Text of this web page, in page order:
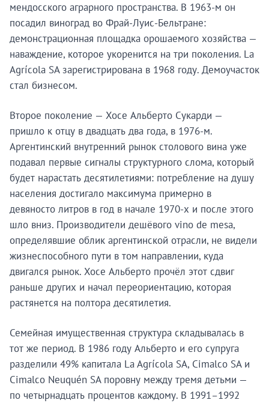
мендосского аграрного пространства. В 1963-м он
посадил виноград во Фрай-Луис-Бельтране:
демонстрационная площадка орошаемого хозяйства —
наваждение, которое укоренится на три поколения. La
Agrícola SA зарегистрирована в 1968 году. Демоучасток
стал бизнесом.
Второе поколение — Хосе Альберто Сукарди —
пришло к отцу в двадцать два года, в 1976-м.
Аргентинский внутренний рынок столового вина уже
подавал первые сигналы структурного слома, который
будет нарастать десятилетиями: потребление на душу
населения достигало максимума примерно в
девяносто литров в год в начале 1970-х и после этого
шло вниз. Производители дешёвого vino de mesa,
определявшие облик аргентинской отрасли, не видели
жизнеспособного пути в том направлении, куда
двигался рынок. Хосе Альберто прочёл этот сдвиг
раньше других и начал переориентацию, которая
растянется на полтора десятилетия.
Семейная имущественная структура складывалась в
тот же период. В 1986 году Альберто и его супруга
разделили 49% капитала La Agrícola SA, Cimalco SA и
Cimalco Neuquén SA поровну между тремя детьми —
по четырнадцать процентов каждому. В 1991–1992